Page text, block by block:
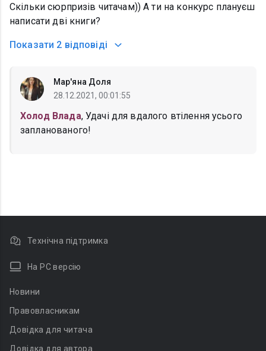
Скільки сюрпризів читачам)) А ти на конкурс плануєш
написати дві книги?
Показати 2 відповіді
Мар'яна Доля
28.12.2021, 00:01:55
Холод Влада, Удачі для вдалого втілення усього
запланованого!
Технічна підтримка
На PC версію
Новини
Правовласникам
Довідка для читача
Довідка для автора